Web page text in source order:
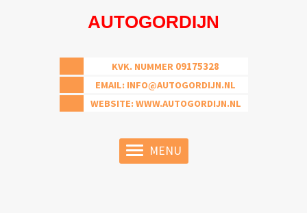
AUTOGORDIJN
KVK. NUMMER 09175328
EMAIL: INFO@AUTOGORDIJN.NL
WEBSITE: WWW.AUTOGORDIJN.NL
MENU